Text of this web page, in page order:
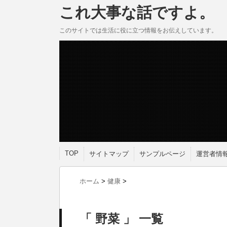
これ大事な話ですよ。
このサイトでは生活に役に立つ情報をお伝えしています。
TOP サイトマップ サンプルページ 運営者情
ホーム > 健康 >
「 野菜 」 一覧